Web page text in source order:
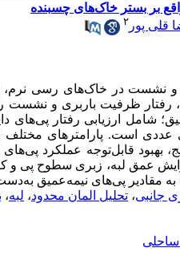
بر بستر خاک‌های چسبنده
قلی پور ۲
در خاک‌های رسی نرم،
ظرفیت باربری و نشست
شامل ارزیابی رفتار پی‌های
است. پارامترهای
بهبود قابل‌توجه عملکرد
عمق لبه، زبری سطوح
مقادیر پی‌های نیمه‌عمیق
جانبی، تحلیل المان محدود، لبه،